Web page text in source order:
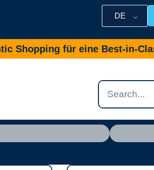
DE
eine Best-in-Class User